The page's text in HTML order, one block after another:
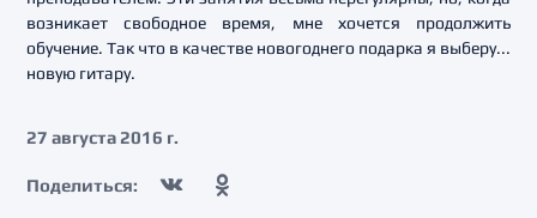
возникает свободное время, мне хочется продолжить
обучение. Так что в качестве новогоднего подарка я выберу...
новую гитару.
27 августа 2016 г.
Поделиться: